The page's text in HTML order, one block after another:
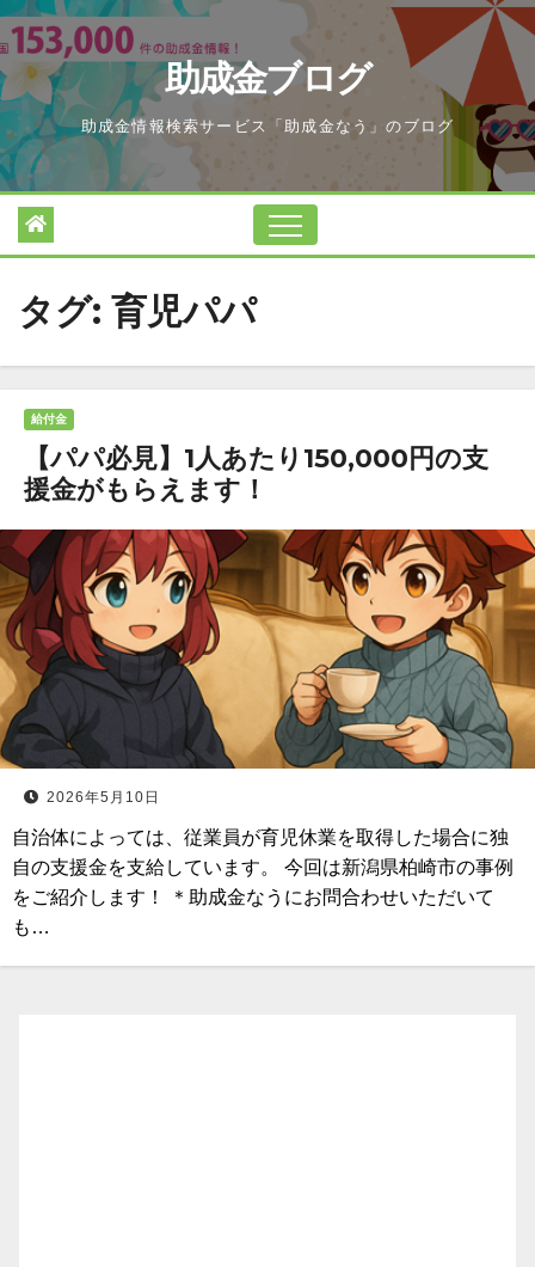
Skip
to
content
助成金ブログ
助成金情報検索サービス「助成金なう」のブログ
タグ: 育児パパ
給付金
【パパ必見】1人あたり150,000円の支
援金がもらえます！
2026年5月10日
自治体によっては、従業員が育児休業を取得した場合に独
自の支援金を支給しています。 今回は新潟県柏崎市の事例
をご紹介します！ ＊助成金なうにお問合わせいただいて
も…